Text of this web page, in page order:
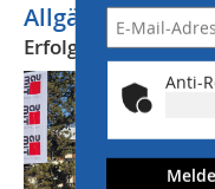
Anti-
Allgäuer
Erfolgreiches
Seit